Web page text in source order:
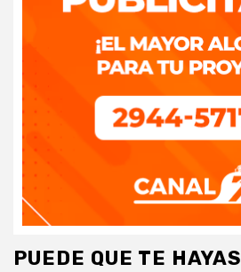
PUEDE QUE TE